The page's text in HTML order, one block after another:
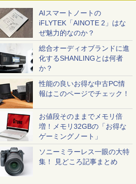
AIスマートノートの
iFLYTEK「AINOTE 2」はな
ぜ魅力的なのか？
総合オーディオブランドに進
化するSHANLINGとは何者
か？
性能の良いお得な中古PC情
報はこのページでチェック！
お値段そのままでメモリ倍
増！メモリ32GBの「お得な
ゲーミングノート」
ソニーミラーレス一眼の大特
集！ 見どころ記事まとめ